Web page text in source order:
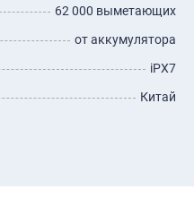
62 000 выметающих
от аккумулятора
iPX7
Китай